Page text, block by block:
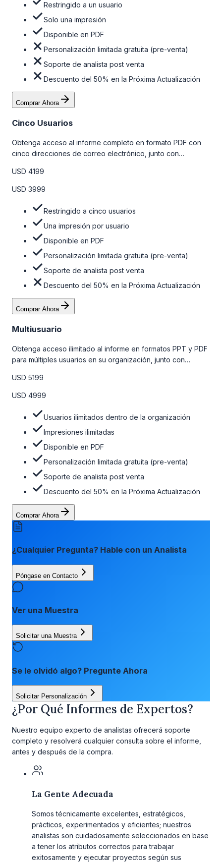
Restringido a un usuario
Solo una impresión
Disponible en PDF
Personalización limitada gratuita (pre-venta)
Soporte de analista post venta
Descuento del 50% en la Próxima Actualización
Comprar Ahora
Cinco Usuarios
Obtenga acceso al informe completo en formato PDF con
cinco direcciones de correo electrónico, junto con
venta y el soporte post-venta de nuestros analistas. Para
obtener más información, consulte la tabla de precios a
USD 4199
USD 3999
Restringido a cinco usuarios
Una impresión por usuario
Disponible en PDF
Personalización limitada gratuita (pre-venta)
Soporte de analista post venta
Descuento del 50% en la Próxima Actualización
Comprar Ahora
Multiusuario
Obtenga acceso ilimitado al informe en formatos PPT y PDF
para múltiples usuarios en su organización, junto con
venta, el soporte post-venta de nuestros analistas y una
opción de actualización gratuita del informe dentro de 180
la tabla de precios a continuación.
USD 5199
USD 4999
Usuarios ilimitados dentro de la organización
Impresiones ilimitadas
Disponible en PDF
Personalización limitada gratuita (pre-venta)
Soporte de analista post venta
Descuento del 50% en la Próxima Actualización
Comprar Ahora
¿Cualquier Pregunta? Hable con un Analista
Póngase en Contacto
Ver una Muestra
Solicitar una Muestra
Se le olvidó algo? Pregunte Ahora
Solicitar Personalización
¿Por Qué Informes de Expertos?
Nuestro equipo experto de analistas ofrecerá soporte
completo y resolverá cualquier consulta sobre el informe,
antes y después de la compra.
La Gente Adecuada
Somos técnicamente excelentes, estratégicos,
prácticos, experimentados y eficientes; nuestros
analistas son cuidadosamente seleccionados en base
a tener los atributos correctos para trabajar
exitosamente y ejecutar proyectos según sus